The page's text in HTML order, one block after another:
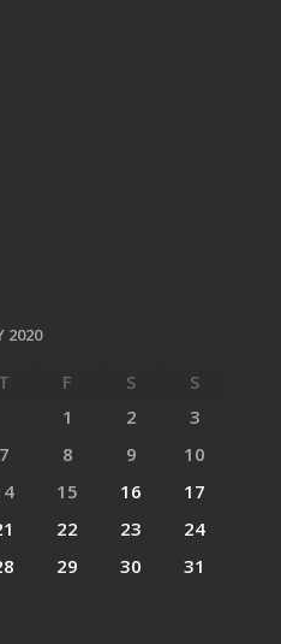
2020
T F S
S
1
2
3
7 8 9
10
15 16
17
22 23
24
29 30 31